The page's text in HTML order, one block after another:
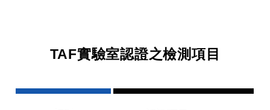
TAF實驗室認證之檢測項目